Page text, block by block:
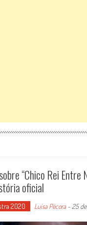
“Chico Rei Entre
oficial
2020 Luísa Pécora- 25